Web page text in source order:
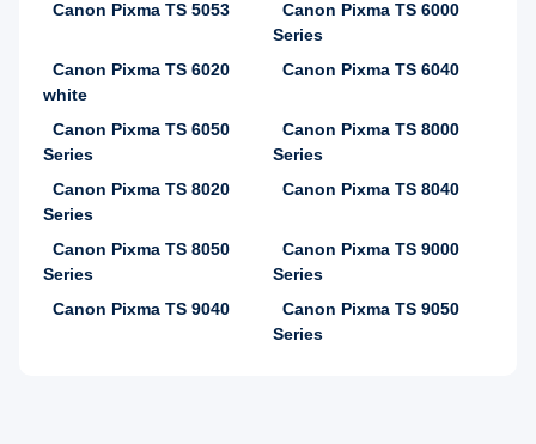
Canon Pixma TS 5053
Canon Pixma TS 6000
Series
Canon Pixma TS 6020
white
Canon Pixma TS 6040
Canon Pixma TS 6050
Series
Canon Pixma TS 8000
Series
Canon Pixma TS 8020
Series
Canon Pixma TS 8040
Canon Pixma TS 8050
Series
Canon Pixma TS 9000
Series
Canon Pixma TS 9040
Canon Pixma TS 9050
Series